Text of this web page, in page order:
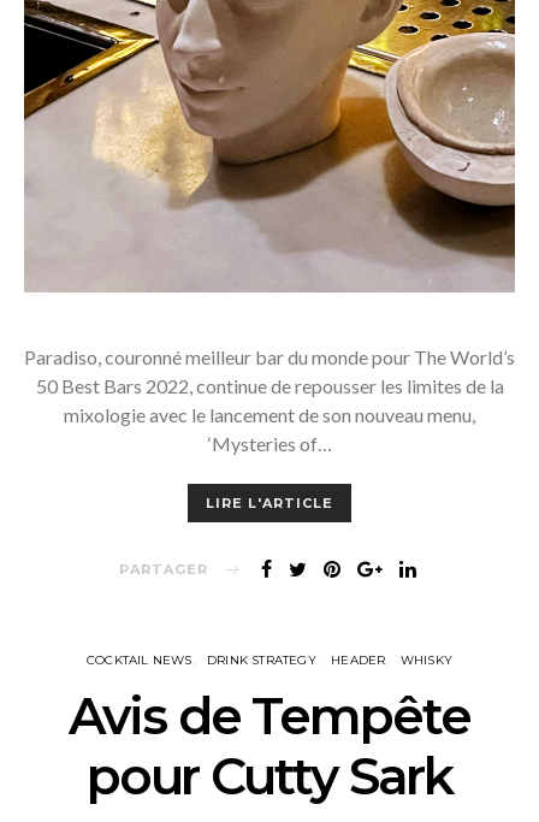
Paradiso, couronné meilleur bar du monde pour The World’s
50 Best Bars 2022, continue de repousser les limites de la
mixologie avec le lancement de son nouveau menu,
‘Mysteries of…
LIRE L'ARTICLE
PARTAGER
COCKTAIL NEWS DRINK STRATEGY HEADER WHISKY
Avis de Tempête
pour Cutty Sark